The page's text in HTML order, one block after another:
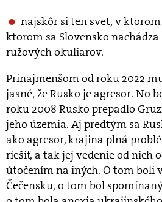
najskôr si ten svet, v
ktorom sa Slovensko nachádza
ružových okuliarov.
Prinajmenšom od roku 2022
jasné, že Rusko je agresor. No
roku 2008 Rusko prepadlo
jeho územia. Aj predtým sa
ako agresor, krajina plná
riešiť, a tak jej vedenie od nich
útočením na iných. O tom boli
Čečensku, o tom bol